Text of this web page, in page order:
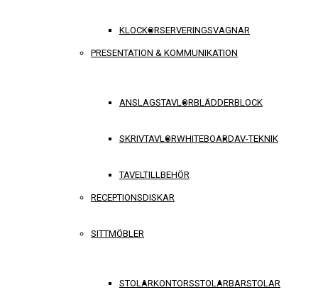
KLOCKORSERVERINGSVAGNAR
PRESENTATION & KOMMUNIKATION
ANSLAGSTAVLORBLÄDDERBLOCK
SKRIVTAVLORWHITEBOARDAV-TEKNIK
TAVELTILLBEHÖR
RECEPTIONSDISKAR
SITTMÖBLER
STOLARKONTORSSTOLARBARSTOLAR